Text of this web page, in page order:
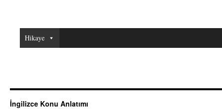
Hikaye
İngilizce Konu Anlatımı